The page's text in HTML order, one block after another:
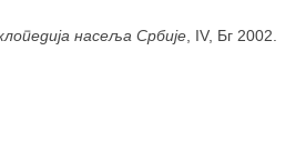
насеља Србије , IV, Бг 2002.